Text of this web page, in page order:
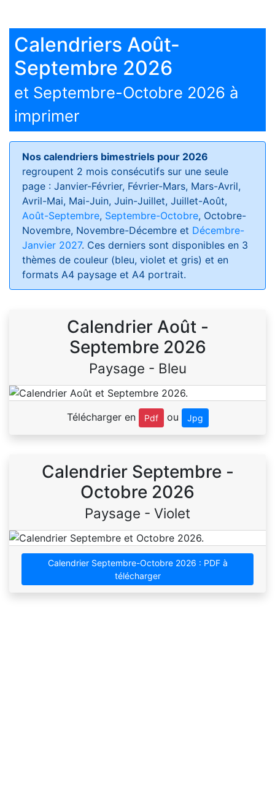
Calendriers Août-
Septembre 2026
et Septembre-Octobre 2026 à
imprimer
Nos calendriers bimestriels pour 2026
regroupent 2 mois consécutifs sur une seule
page : Janvier-Février, Février-Mars, Mars-Avril,
Avril-Mai, Mai-Juin, Juin-Juillet, Juillet-Août,
Août-Septembre, Septembre-Octobre, Octobre-
Novembre, Novembre-Décembre et Décembre-
Janvier 2027. Ces derniers sont disponibles en 3
thèmes de couleur (bleu, violet et gris) et en
formats A4 paysage et A4 portrait.
Calendrier Août -
Septembre 2026
Paysage - Bleu
Télécharger en Pdf ou Jpg
Calendrier Septembre -
Octobre 2026
Paysage - Violet
Calendrier Septembre-Octobre 2026 : PDF à
télécharger